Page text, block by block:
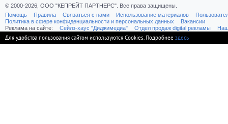
© 2000-2026, ООО "КЕПРЕЙТ ПАРТНЕРС". Все права защищены.
Помощь
Правила Связаться с нами Использование материалов
Политика в сфере конфиденциальности и персональных данных
Вакансии
Реклама на сайте:
Cейлз-хаус "Диджимедиа" Отдел продаж digital рекламы
Для удобства пользования сайтом используются Cookies. Подробнее здесь